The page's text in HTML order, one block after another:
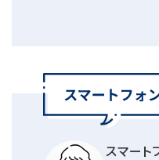
スマート